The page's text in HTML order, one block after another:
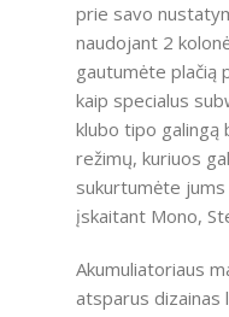
prie savo
naudojant 2
gautumėte plačią
kaip specialus
klubo tipo galingą
režimų, kuriuos
sukurtumėte
įskaitant Mono,
Akumuliatoriaus
atsparus dizainas